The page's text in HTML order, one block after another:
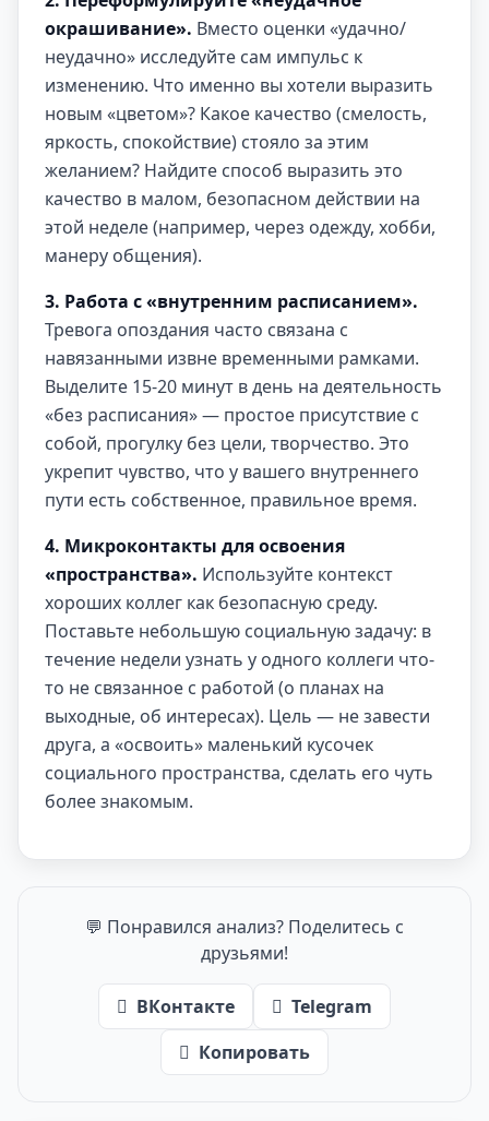
окрашивание». Вместо оценки «удачно/
неудачно» исследуйте сам импульс к
изменению. Что именно вы хотели выразить
новым «цветом»? Какое качество (смелость,
яркость, спокойствие) стояло за этим
желанием? Найдите способ выразить это
качество в малом, безопасном действии на
этой неделе (например, через одежду, хобби,
манеру общения).
3. Работа с «внутренним расписанием».
Тревога опоздания часто связана с
навязанными извне временными рамками.
Выделите 15-20 минут в день на деятельность
«без расписания» — простое присутствие с
собой, прогулку без цели, творчество. Это
укрепит чувство, что у вашего внутреннего
пути есть собственное, правильное время.
4. Микроконтакты для освоения
«пространства». Используйте контекст
хороших коллег как безопасную среду.
Поставьте небольшую социальную задачу: в
течение недели узнать у одного коллеги что-
то не связанное с работой (о планах на
выходные, об интересах). Цель — не завести
друга, а «освоить» маленький кусочек
социального пространства, сделать его чуть
более знакомым.
💬 Понравился анализ? Поделитесь с
друзьями!
ВКонтакте
Telegram
Копировать